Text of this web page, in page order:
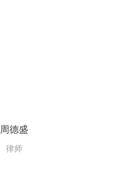
周德盛
律师